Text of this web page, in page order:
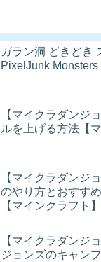
ガラン洞 どきどき
PixelJunk Monsters
【マイクラダンジ
ルを上げる方法【
【マイクラダンジ
のやり方とおすす
【マインクラフト】
【マイクラダンジ
ジョンズのキャン